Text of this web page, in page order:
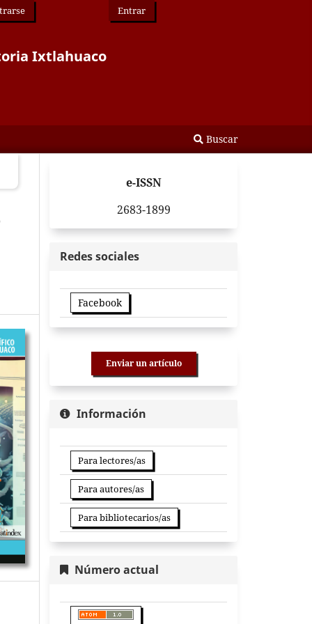
Ixtlahuaco
Buscar
Entrar
e-ISSN
2683-1899
Redes sociales
Facebook
Enviar un artículo
Información
Para lectores/as
Para autores/as
Para bibliotecarios/as
Número actual